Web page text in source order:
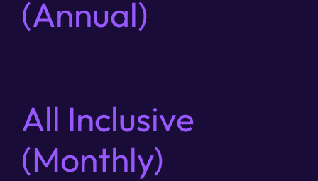
(Annual)
All Inclusive
(Monthly)